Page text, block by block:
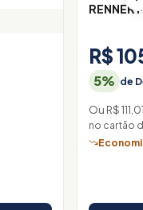
RENNER
R$
5% de
Ou R$
no cartão